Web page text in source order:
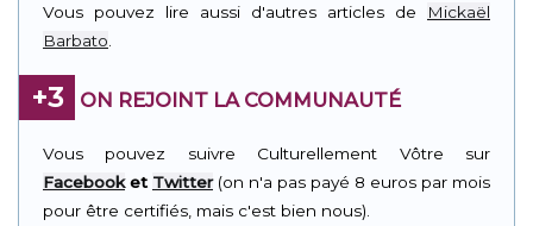
Vous pouvez lire aussi d'autres articles de
Mickaël
Barbato
+3 ON REJOINT LA COMMUNAUTÉ
Vous pouvez suivre Culturellement Vôtre sur
Facebooket Twitter(on n'a pas payé 8 euros par mois
pour être certifiés, mais c'est bien nous).